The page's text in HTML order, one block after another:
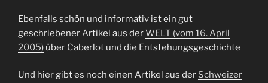
Ebenfalls schön und informativ ist ein gut
geschriebener Artikel aus derWELT (vom 16. April
2005) über Caberlot und die Entstehungsgeschichte
Und hier gibt es noch einen Artikel aus der Schweizer